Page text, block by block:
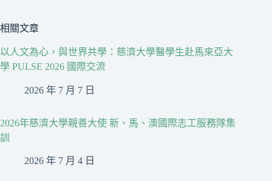
相關文章
以人文為心，與世界共學：慈濟大學醫學生赴馬來亞大
學 PULSE 2026 國際交流
2026 年 7 月 7 日
2026年慈濟大學親善大使 新、馬、澳國際志工服務隊集
訓
2026 年 7 月 4 日